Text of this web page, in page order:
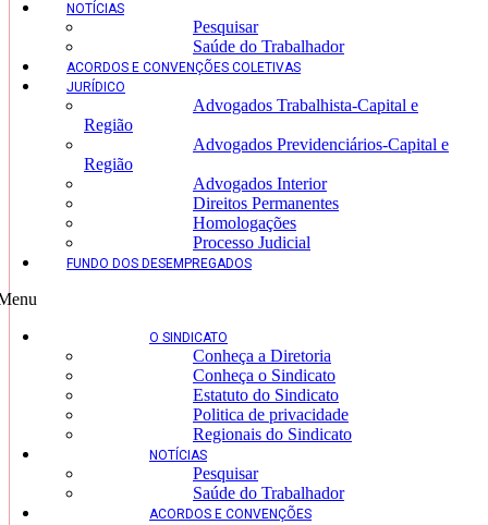
NOTÍCIAS
Pesquisar
Saúde do Trabalhador
ACORDOS E CONVENÇÕES COLETIVAS
JURÍDICO
Advogados Trabalhista-Capital e
Região
Advogados Previdenciários-Capital e
Região
Advogados Interior
Direitos Permanentes
Homologações
Processo Judicial
FUNDO DOS DESEMPREGADOS
O SINDICATO
Conheça a Diretoria
Conheça o Sindicato
Estatuto do Sindicato
Politica de privacidade
Regionais do Sindicato
NOTÍCIAS
Pesquisar
Saúde do Trabalhador
ACORDOS E CONVENÇÕES